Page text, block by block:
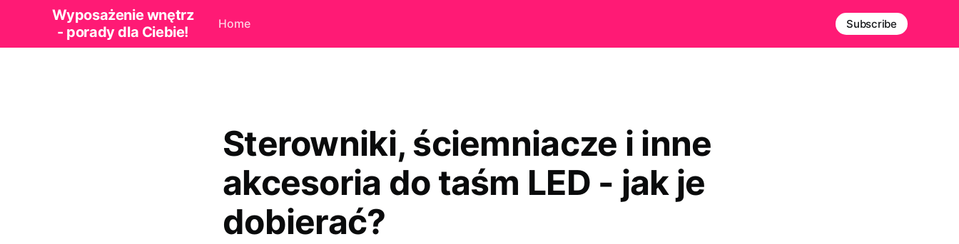
Wyposażenie wnętrz
- porady dla Ciebie!
Home Subscribe
Sterowniki, ściemniacze i inne
akcesoria do taśm LED - jak je
dobierać?